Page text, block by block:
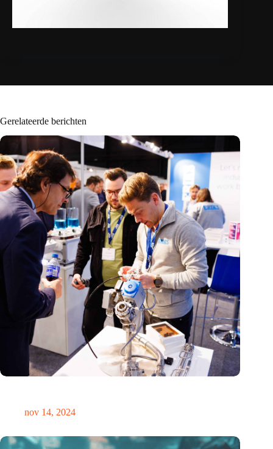
Gerelateerde berichten
nov 14, 2024